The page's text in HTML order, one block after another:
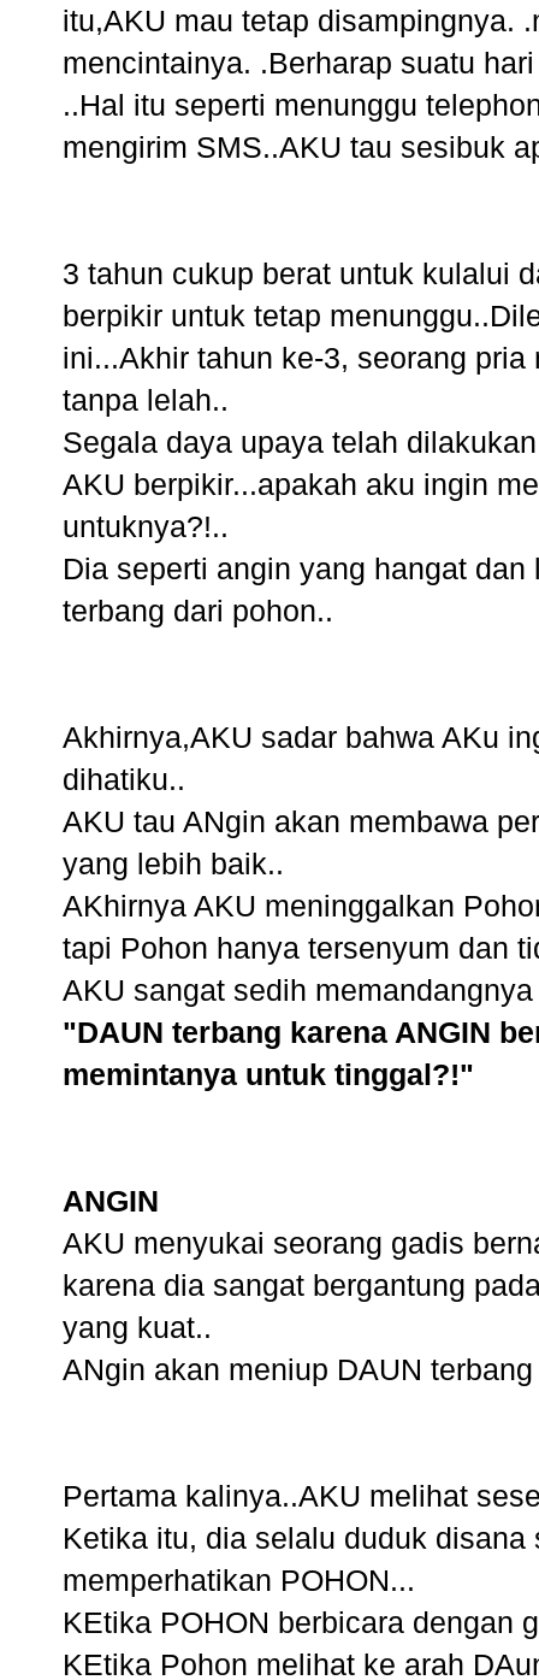
itu,AKU mau tetap disampingnya.
mencintainya. .Berharap suatu
..Hal itu seperti menunggu
mengirim SMS..AKU tau sesibuk
3 tahun cukup berat untuk kulalui
berpikir untuk tetap
ini...Akhir tahun ke-3, seorang
tanpa lelah..
Segala daya upaya telah
AKU berpikir...apakah aku ingin
untuknya?!..
Dia seperti angin yang hangat
terbang dari pohon..
Akhirnya,AKU sadar bahwa AKu
dihatiku..
AKU tau ANgin akan membawa
yang lebih baik..
AKhirnya AKU meninggalkan
tapi Pohon hanya tersenyum dan
AKU sangat sedih
"DAUN terbang karena ANGIN
memintanya untuk tinggal?!"
ANGIN
AKU menyukai seorang gadis
karena dia sangat bergantung
yang kuat..
ANgin akan meniup DAUN
Pertama kalinya..AKU melihat
Ketika itu, dia selalu duduk
memperhatikan POHON...
KEtika POHON berbicara dengan
KEtika Pohon melihat ke arah